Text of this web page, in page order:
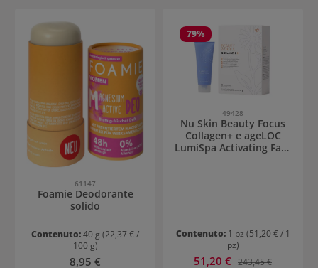
61147
Foamie Deodorante
solido
Contenuto:40 g (22,37 € /
100 g)
Prezzo normale:
8,95 €
79%
49428
Nu Skin Beauty Focus
Collagen+ e ageLOC
LumiSpa Activating Face
Contenuto: 1 pz (51,20 € / 1
pz)
Prezzo di vendita:
51,20 € Prezzo normale:
243,45 €